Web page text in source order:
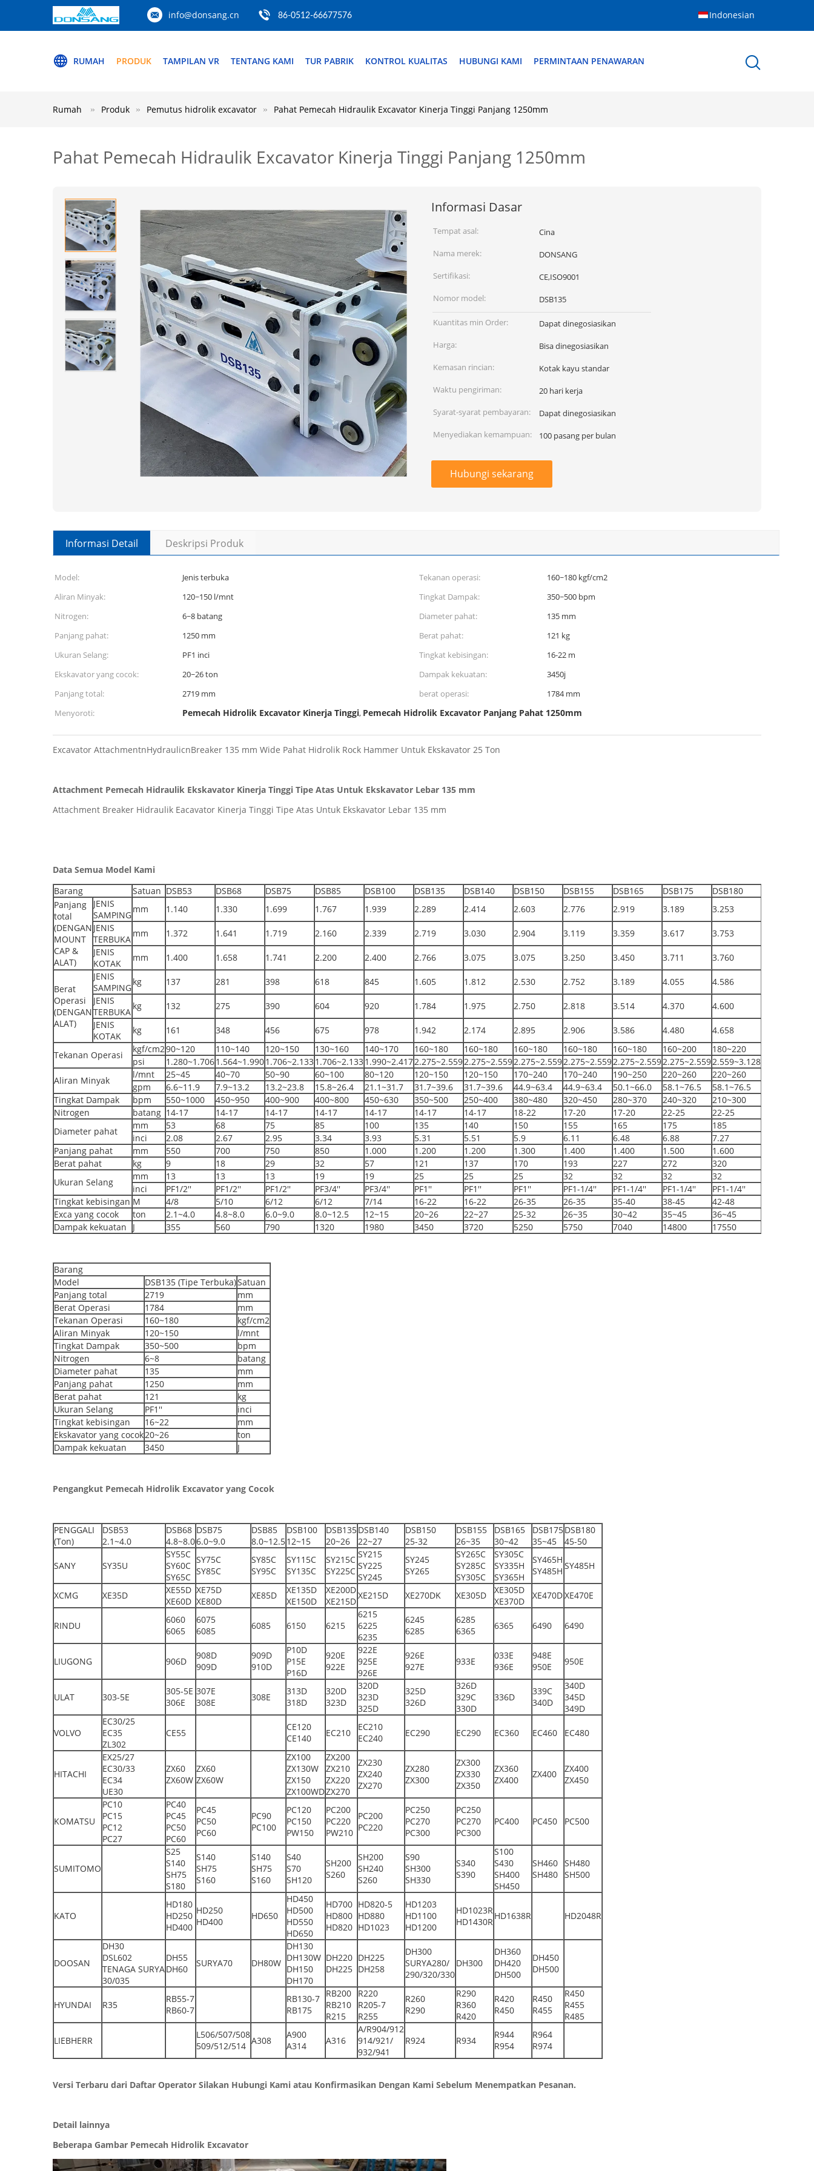
info@donsang.cn 86-0512-66677576 Indonesian
RUMAH PRODUK TAMPILAN VR TENTANG KAMI TUR PABRIK KONTROL KUALITAS HUBUNGI KAMI PERMINTAAN PENAWARAN
Rumah Produk Pemutus hidrolik excavator Pahat Pemecah Hidraulik Excavator Kinerja Tinggi Panjang 1250mm
Pahat Pemecah Hidraulik Excavator Kinerja Tinggi Panjang 1250mm
Informasi Dasar
Tempat asal:
Cina
Nama merek:
DONSANG
Sertifikasi:
CE,ISO9001
Nomor model:
DSB135
Kuantitas min Order:
Dapat dinegosiasikan
Harga:
Bisa dinegosiasikan
Kemasan rincian:
Kotak kayu standar
Waktu pengiriman:
20 hari kerja
Syarat-syarat pembayaran:
Dapat dinegosiasikan
Menyediakan kemampuan:
100 pasang per bulan
Hubungi sekarang
Informasi Detail Deskripsi Produk
Model: Jenis terbuka Tekanan operasi:
160~180 kgf/cm2
Aliran Minyak:
120~150 l/mnt Tingkat Dampak:
350~500 bpm
Nitrogen:
6~8 batang Diameter pahat:
135 mm
Panjang pahat:
1250 mm Berat pahat:
121 kg
Ukuran Selang:
PF1 inci Tingkat kebisingan:
16-22 m
Ekskavator yang cocok:
20~26 ton Dampak kekuatan:
3450j
Panjang total:
2719 mm berat operasi:
1784 mm
Menyoroti:
Pemecah Hidrolik Excavator Kinerja Tinggi, Pemecah Hidrolik Excavator Panjang Pahat 1250mm
Excavator AttachmentnHydraulicnBreaker 135 mm Wide Pahat Hidrolik Rock Hammer Untuk Ekskavator 25 Ton
Attachment Pemecah Hidraulik Ekskavator Kinerja Tinggi Tipe Atas Untuk Ekskavator Lebar 135 mm
Attachment Breaker Hidraulik Eacavator Kinerja Tinggi Tipe Atas Untuk Ekskavator Lebar 135 mm
Data Semua Model Kami
Barang
Satuan DSB53 DSB68 DSB75 DSB85 DSB100 DSB135 DSB140 DSB150 DSB155 DSB165 DSB175
DSB180
Panjang
total
(DENGAN
MOUNT
CAP &
ALAT)
JENIS
SAMPING
mm 1.140 1.330 1.699 1.767 1.939 2.289 2.414 2.603 2.776 2.919 3.189
3.253
JENIS
TERBUKA
mm 1.372 1.641 1.719 2.160 2.339 2.719 3.030 2.904 3.119 3.359 3.617
3.753
JENIS
KOTAK
mm 1.400 1.658 1.741 2.200 2.400 2.766 3.075 3.075 3.250 3.450 3.711 3.760
Berat
Operasi
(DENGAN
ALAT)
JENIS
SAMPING
kg 137 281 398 618 845 1.605 1.812 2.530 2.752 3.189 4.055
4.586
JENIS
TERBUKA
kg 132 275 390 604 920 1.784 1.975 2.750 2.818 3.514 4.370
4.600
JENIS
KOTAK
kg 161 348 456 675 978 1.942 2.174 2.895 2.906 3.586 4.480 4.658
Tekanan Operasi
kgf/cm290~120 110~140 120~150 130~160 140~170 160~180 160~180 160~180 160~180 160~180 160~200
180~220
psi
1.280~1.7061.564~1.9901.706~2.1331.706~2.1331.990~2.4172.275~2.5592.275~2.5592.275~2.5592.275~2.5592.275~2.5592.275~2.5592.559~3.128
Aliran Minyak
l/mnt 25~45 40~70 50~90 60~100 80~120 120~150 120~150 170~240 170~240 190~250 220~260
220~260
gpm
6.6~11.9 7.9~13.2 13.2~23.8 15.8~26.4 21.1~31.7 31.7~39.6 31.7~39.6 44.9~63.4 44.9~63.4 50.1~66.0 58.1~76.5
58.1~76.5
Tingkat Dampak
bpm 550~1000 450~950 400~900 400~800 450~630 350~500 250~400 380~480 320~450 280~370 240~320
210~300
Nitrogen
batang 14-17 14-17 14-17 14-17 14-17 14-17 14-17 18-22 17-20 17-20 22-25
22-25
Diameter pahat
mm 53 68 75 85 100 135 140 150 155 165 175
185
inci
2.08 2.67 2.95 3.34 3.93 5.31 5.51 5.9 6.11 6.48 6.88
7.27
Panjang pahat
mm 550 700 750 850 1.000 1.200 1.200 1.300 1.400 1.400 1.500
1.600
Berat pahat
kg 9 18 29 32 57 121 137 170 193 227 272
320
Ukuran Selang
mm 13 13 13 19 19 25 25 25 32 32 32
32
inci
PF1/2'' PF1/2'' PF1/2'' PF3/4'' PF3/4'' PF1'' PF1'' PF1'' PF1-1/4'' PF1-1/4'' PF1-1/4''
PF1-1/4''
Tingkat kebisingan M 4/8 5/10 6/12 6/12 7/14 16-22 16-22 26-35 26-35 35-40 38-45
42-48
Exca yang cocok
ton 2.1~4.0 4.8~8.0 6.0~9.0 8.0~12.5 12~15 20~26 22~27 25-32 26~35 30~42 35~45
36~45
Dampak kekuatan
J 355 560 790 1320 1980 3450 3720 5250 5750 7040 14800 17550
Barang
Model
DSB135 (Tipe Terbuka)Satuan
Panjang total
2719
mm
Berat Operasi
1784
mm
Tekanan Operasi
160~180
kgf/cm2
Aliran Minyak
120~150
l/mnt
Tingkat Dampak
350~500
bpm
Nitrogen
6~8
batang
Diameter pahat
135
mm
Panjang pahat
1250
mm
Berat pahat
121
kg
Ukuran Selang
PF1''
inci
Tingkat kebisingan
16~22
mm
Ekskavator yang cocok20~26
ton
Dampak kekuatan
3450 J
Pengangkut Pemecah Hidrolik Excavator yang Cocok
PENGGALI
(Ton)
DSB53
2.1~4.0
DSB68
4.8~8.0
DSB75
6.0~9.0
DSB85
8.0~12.5
DSB100
12~15
DSB135
20~26
DSB140
22~27
DSB150
25-32
DSB155
26~35
DSB165
30~42
DSB175
35~45
DSB180
45-50
SANY SY35U
SY55C
SY60C
SY65C
SY75C
SY85C
SY85C
SY95C
SY115C
SY135C
SY215C
SY225C
SY215
SY225
SY245
SY245
SY265
SY265C
SY285C
SY305C
SY305C
SY335H
SY365H
SY465H
SY485H SY485H
XCMG XE35D
XE55D
XE60D
XE75D
XE80D
XE85D
XE135D
XE150D
XE200D
XE215D
XE215D XE270DK XE305D
XE305D
XE370D
XE470DXE470E
RINDU
6060
6065
6075
6085
6085 6150 6215
6215
6225
6235
6245
6285
6285
6365
6365 6490 6490
LIUGONG 906D
908D
909D
909D
910D
P10D
P15E
P16D
920E
922E
922E
925E
926E
926E
927E
933E
033E
936E
948E
950E
950E
ULAT 303-5E
305-5E
306E
307E
308E
308E
313D
318D
320D
323D
320D
323D
325D
325D
326D
326D
329C
330D
336D
339C
340D
340D
345D
349D
VOLVO
EC30/25
EC35
ZL302
CE55
CE120
CE140
EC210
EC210
EC240
EC290 EC290 EC360 EC460 EC480
HITACHI
EX25/27
EC30/33
EC34
UE30
ZX60
ZX60W
ZX60
ZX60W
ZX100
ZX130W
ZX150
ZX100WD
ZX200
ZX210
ZX220
ZX270
ZX230
ZX240
ZX270
ZX280
ZX300
ZX300
ZX330
ZX350
ZX360
ZX400
ZX400
ZX400
ZX450
KOMATSU
PC10
PC15
PC12
PC27
PC40
PC45
PC50
PC60
PC45
PC50
PC60
PC90
PC100
PC120
PC150
PW150
PC200
PC220
PW210
PC200
PC220
PC250
PC270
PC300
PC250
PC270
PC300
PC400 PC450 PC500
SUMITOMO
S25
S140
SH75
S180
S140
SH75
S160
S140
SH75
S160
S40
S70
SH120
SH200
S260
SH200
SH240
S260
S90
SH300
SH330
S340
S390
S100
S430
SH400
SH450
SH460
SH480
SH480
SH500
KATO
HD180
HD250
HD400
HD250
HD400
HD650
HD450
HD500
HD550
HD650
HD700
HD800
HD820
HD820-5
HD880
HD1023
HD1203
HD1100
HD1200
HD1023R
HD1430R
HD1638R HD2048R
DOOSAN
DH30
DSL602
TENAGA SURYA
30/035
DH55
DH60
SURYA70 DH80W
DH130
DH130W
DH150
DH170
DH220
DH225
DH225
DH258
DH300
SURYA280/
290/320/330
DH300
DH360
DH420
DH500
DH450
DH500
HYUNDAI R35
RB55-7
RB60-7
RB130-7
RB175
RB200
RB210
R215
R220
R205-7
R255
R260
R290
R290
R360
R420
R420
R450
R450
R455
R450
R455
R485
LIEBHERR
L506/507/508
509/512/514 A308
A900
A314
A316
A/R904/912
914/921/
932/941
R924 R934
R944
R954
R964
R974
Versi Terbaru dari Daftar Operator Silakan Hubungi Kami atau Konfirmasikan Dengan Kami Sebelum Menempatkan Pesanan.
Detail lainnya
Beberapa Gambar Pemecah Hidrolik Excavator